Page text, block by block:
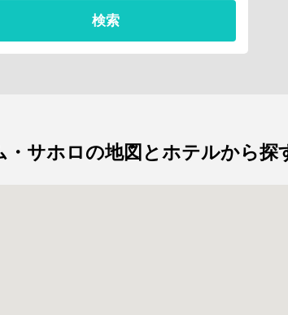
検索
・サホロの地図とホテルから探